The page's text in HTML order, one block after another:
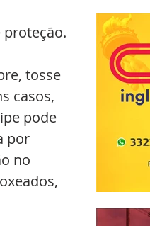
proteção.
tosse
casos,
pode
por
no